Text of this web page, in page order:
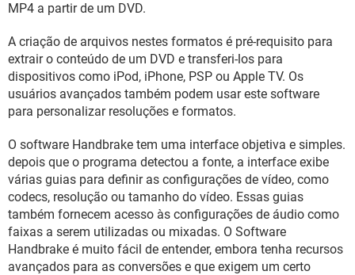
GUIA DE COMPRAS
MP4 a partir de um DVD.
A criação de arquivos nestes formatos é pré-requisito para
extrair o conteúdo de um DVD e transferi-los para
dispositivos como iPod, iPhone, PSP ou Apple TV. Os
usuários avançados também podem usar este software
para personalizar resoluções e formatos.
O software Handbrake tem uma interface objetiva e simples.
depois que o programa detectou a fonte, a interface exibe
várias guias para definir as configurações de vídeo, como
codecs, resolução ou tamanho do vídeo. Essas guias
também fornecem acesso às configurações de áudio como
faixas a serem utilizadas ou mixadas. O Software
Handbrake é muito fácil de entender, embora tenha recursos
avançados para as conversões e que exigem um certo